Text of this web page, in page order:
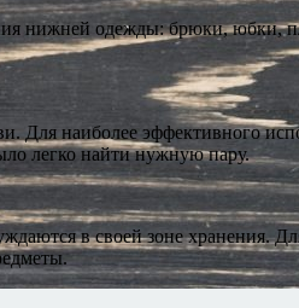
нижней одежды: брюки, юбки,
Для наиболее эффективного
легко найти нужную пару.
в своей зоне хранения.